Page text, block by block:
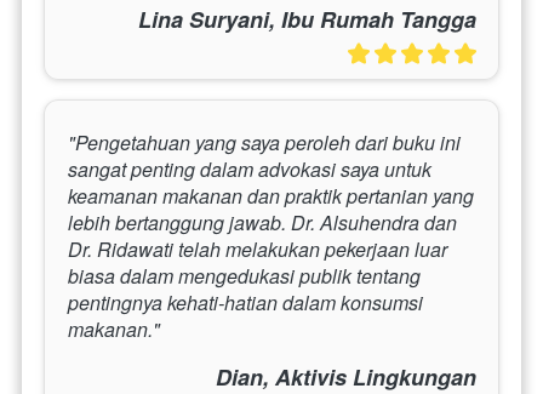
Lina Suryani, Ibu Rumah Tangga
"Pengetahuan yang saya peroleh dari buku ini
sangat penting dalam advokasi saya untuk
keamanan makanan dan praktik pertanian yang
lebih bertanggung jawab. Dr. Alsuhendra dan
Dr. Ridawati telah melakukan pekerjaan luar
biasa dalam mengedukasi publik tentang
pentingnya kehati-hatian dalam konsumsi
makanan."
Dian, Aktivis Lingkungan